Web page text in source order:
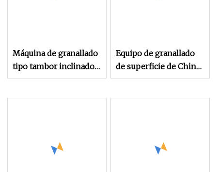
Máquina de granallado
tipo tambor inclinado,
bloques de cilindros,
Equipo de granallado
de superficie de China
Máquina de granallado